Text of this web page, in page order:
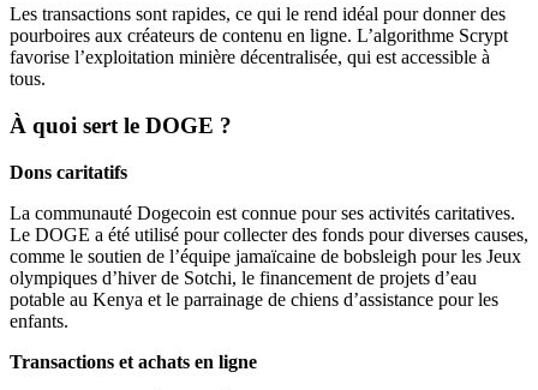
Les transactions sont rapides, ce qui le rend idéal pour donner des
pourboires aux créateurs de contenu en ligne. L’algorithme Scrypt
favorise l’exploitation minière décentralisée, qui est accessible à
tous.
À quoi sert le DOGE ?
Dons caritatifs
La communauté Dogecoin est connue pour ses activités caritatives.
Le DOGE a été utilisé pour collecter des fonds pour diverses causes,
comme le soutien de l’équipe jamaïcaine de bobsleigh pour les Jeux
olympiques d’hiver de Sotchi, le financement de projets d’eau
potable au Kenya et le parrainage de chiens d’assistance pour les
enfants.
Transactions et achats en ligne